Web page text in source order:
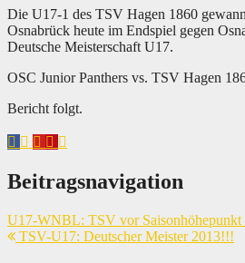
Die U17-1 des TSV Hagen 1860
Osnabrück heute im Endspiel gegen
Deutsche Meisterschaft U17.
OSC Junior Panthers vs. TSV Hagen
Bericht folgt.
Beitragsnavigation
U17-WNBL: TSV vor Saisonhöhepunkt
TSV-U17: Deutscher Meister 2013!!!